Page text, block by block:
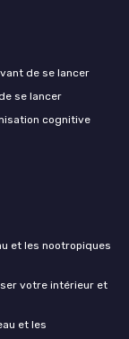
de se lancer
se lancer
cognitive
et les nootropiques
votre intérieur et
et les